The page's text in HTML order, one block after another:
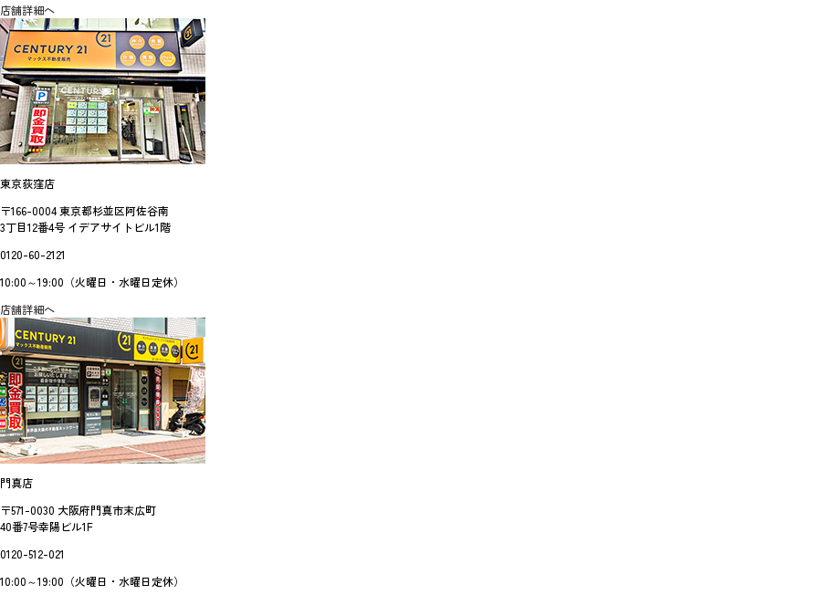
店舗詳細へ
東京荻窪店
〒166-0004 東京都杉並区阿佐谷南
3丁目12番4号 イデアサイトビル1階
0120-60-2121
10:00～19:00（火曜日・水曜日定休）
店舗詳細へ
門真店
〒571-0030 大阪府門真市末広町
40番7号幸陽ビル1F
0120-512-021
10:00～19:00（火曜日・水曜日定休）